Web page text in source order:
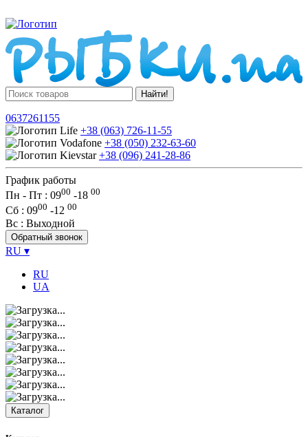
Найти!
0637261155
+38 (063) 726-11-55
+38 (050) 232-63-60
+38 (096) 241-28-86
График работы
Пн - Пт : 0900 -18 00
Сб : 0900 -12 00
Вс : Выходной
Обратный звонок
RU ▾
RU
UA
Каталог